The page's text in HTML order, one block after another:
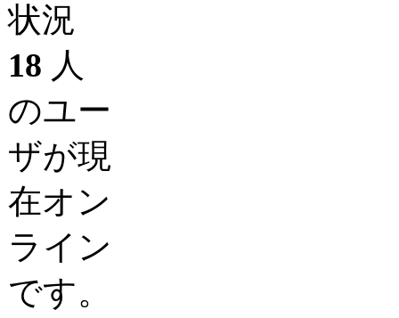
状況
18 人
のユー
ザが現
在オン
ライン
です。